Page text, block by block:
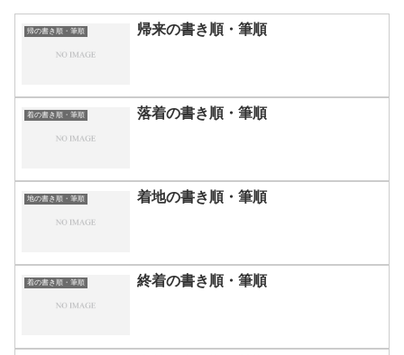
帰の書き順・筆順 帰来の書き順・筆順
着の書き順・筆順 落着の書き順・筆順
地の書き順・筆順 着地の書き順・筆順
着の書き順・筆順 終着の書き順・筆順